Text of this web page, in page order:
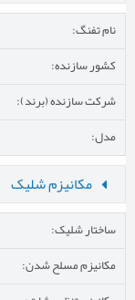
نام تفنگ:
کشور سازنده:
شرکت سازنده (برند):
مدل:
مکانیزم شلیک
ساختار شلیک:
مکانیزم مسلح شدن: